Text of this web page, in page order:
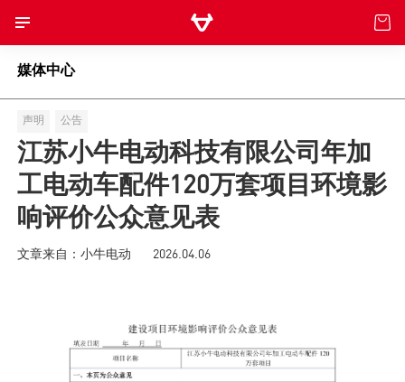
电动自行车
电动摩托车
滑板车
NIU POWER
媒体中心
声明 公告
江苏小牛电动科技有限公司年加
工电动车配件120万套项目环境影
响评价公众意见表
文章来自：小牛电动 2026.04.06